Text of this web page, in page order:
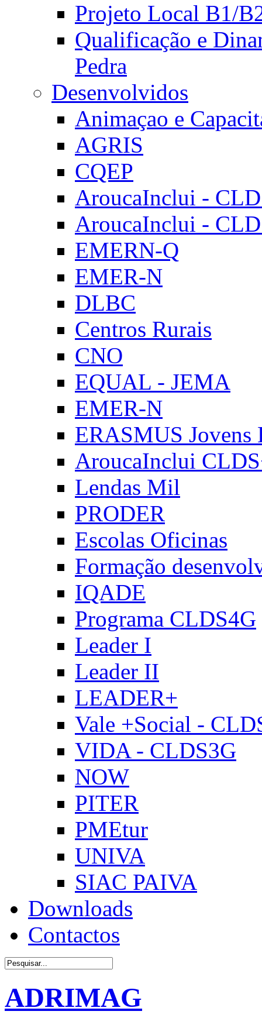
Projeto Local B1/
Qualificação e
Pedra
Desenvolvidos
Animaçao e
AGRIS
CQEP
AroucaInclui -
AroucaInclui -
EMERN-Q
EMER-N
DLBC
Centros Rurais
CNO
EQUAL - JEMA
EMER-N
ERASMUS Jovens
AroucaInclui
Lendas Mil
PRODER
Escolas Oficinas
Formação
IQADE
Programa CLDS4G
Leader I
Leader II
LEADER+
Vale +Social -
VIDA - CLDS3G
NOW
PITER
PMEtur
UNIVA
SIAC PAIVA
Downloads
Contactos
ADRIMAG